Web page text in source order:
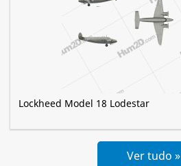
Lockheed Model 18 Lodestar
Ver tudo »